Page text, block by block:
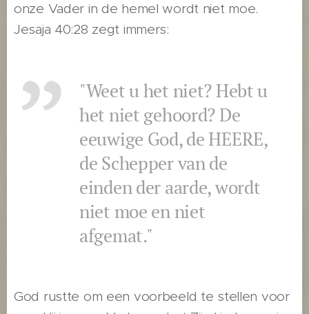
onze Vader in de hemel wordt niet moe.
Jesaja 40:28 zegt immers:
"Weet u het niet? Hebt u
het niet gehoord? De
eeuwige God, de HEERE,
de Schepper van de
einden der aarde, wordt
niet moe en niet
afgemat."
God rustte om een voorbeeld te stellen voor